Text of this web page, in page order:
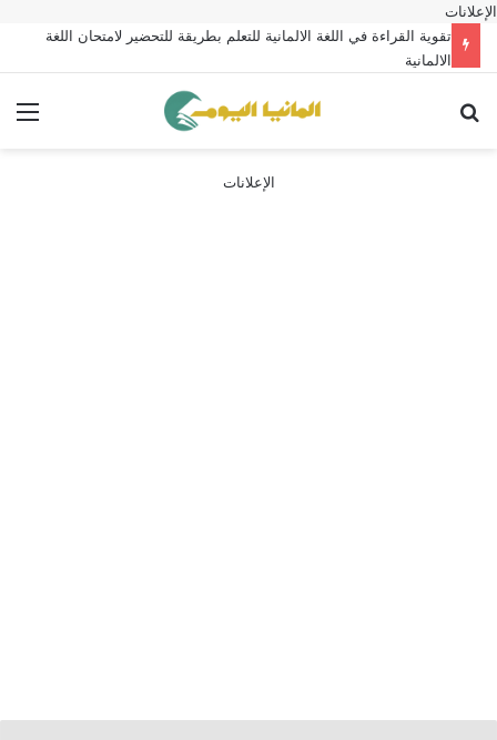
الإعلانات
تقوية القراءة في اللغة الالمانية للتعلم بطريقة للتحضير لامتحان اللغة
الالمانية
الإعلانات